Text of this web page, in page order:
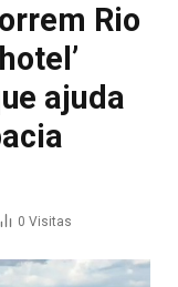
Rio
ajuda
0 Visitas